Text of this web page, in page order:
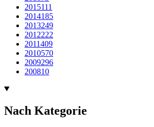
2015111
2014185
2013249
2012222
2011409
2010570
2009296
200810
Nach Kategorie